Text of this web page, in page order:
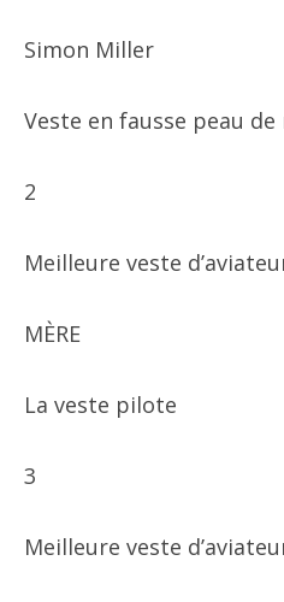
Simon Miller
Veste en fausse peau
2
Meilleure veste
MÈRE
La veste pilote
3
Meilleure veste